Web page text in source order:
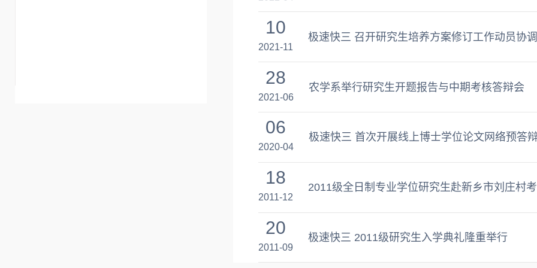
10
2021-11
极速快三 召开研究生培养方案修订工作动员协
28
2021-06
农学系举行研究生开题报告与中期考核答辩会
06
2020-04
极速快三 首次开展线上博士学位论文网络预答
18
2011-12
2011级全日制专业学位研究生赴新乡市刘庄村
20
2011-09
极速快三 2011级研究生入学典礼隆重举行